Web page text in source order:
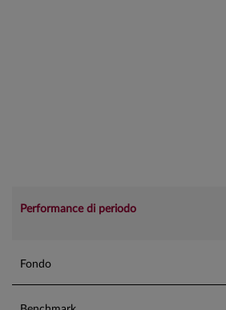
Performance di periodo
Fondo